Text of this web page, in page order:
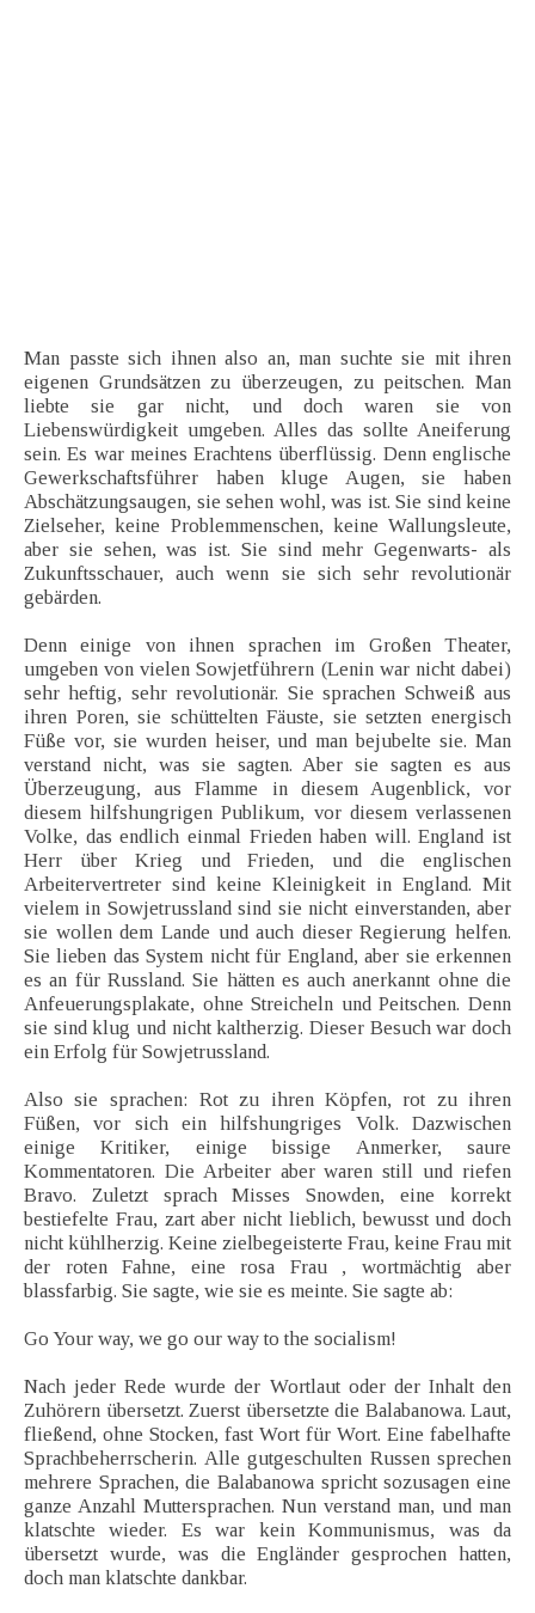
Man passte sich ihnen also an, man suchte sie mit ihren
eigenen Grundsätzen zu überzeugen, zu peitschen. Man
liebte sie gar nicht, und doch waren sie von
Liebenswürdigkeit umgeben. Alles das sollte Aneiferung
sein. Es war meines Erachtens überflüssig. Denn englische
Gewerkschaftsführer haben kluge Augen, sie haben
Abschätzungsaugen, sie sehen wohl, was ist. Sie sind keine
Zielseher, keine Problemmenschen, keine Wallungsleute,
aber sie sehen, was ist. Sie sind mehr Gegenwarts- als
Zukunftsschauer, auch wenn sie sich sehr revolutionär
gebärden.
Denn einige von ihnen sprachen im Großen Theater,
umgeben von vielen Sowjetführern (Lenin war nicht dabei)
sehr heftig, sehr revolutionär. Sie sprachen Schweiß aus
ihren Poren, sie schüttelten Fäuste, sie setzten energisch
Füße vor, sie wurden heiser, und man bejubelte sie. Man
verstand nicht, was sie sagten. Aber sie sagten es aus
Überzeugung, aus Flamme in diesem Augenblick, vor
diesem hilfshungrigen Publikum, vor diesem verlassenen
Volke, das endlich einmal Frieden haben will. England ist
Herr über Krieg und Frieden, und die englischen
Arbeitervertreter sind keine Kleinigkeit in England. Mit
vielem in Sowjetrussland sind sie nicht einverstanden, aber
sie wollen dem Lande und auch dieser Regierung helfen.
Sie lieben das System nicht für England, aber sie erkennen
es an für Russland. Sie hätten es auch anerkannt ohne die
Anfeuerungsplakate, ohne Streicheln und Peitschen. Denn
sie sind klug und nicht kaltherzig. Dieser Besuch war doch
ein Erfolg für Sowjetrussland.
Also sie sprachen: Rot zu ihren Köpfen, rot zu ihren
Füßen, vor sich ein hilfshungriges Volk. Dazwischen
einige Kritiker, einige bissige Anmerker, saure
Kommentatoren. Die Arbeiter aber waren still und riefen
Bravo. Zuletzt sprach Misses Snowden, eine korrekt
bestiefelte Frau, zart aber nicht lieblich, bewusst und doch
nicht kühlherzig. Keine zielbegeisterte Frau, keine Frau mit
der roten Fahne, eine rosa Frau , wortmächtig aber
blassfarbig. Sie sagte, wie sie es meinte. Sie sagte ab:
Go Your way, we go our way to the socialism!
Nach jeder Rede wurde der Wortlaut oder der Inhalt den
Zuhörern übersetzt. Zuerst übersetzte die Balabanowa. Laut,
fließend, ohne Stocken, fast Wort für Wort. Eine fabelhafte
Sprachbeherrscherin. Alle gutgeschulten Russen sprechen
mehrere Sprachen, die Balabanowa spricht sozusagen eine
ganze Anzahl Muttersprachen. Nun verstand man, und man
klatschte wieder. Es war kein Kommunismus, was da
übersetzt wurde, was die Engländer gesprochen hatten,
doch man klatschte dankbar.